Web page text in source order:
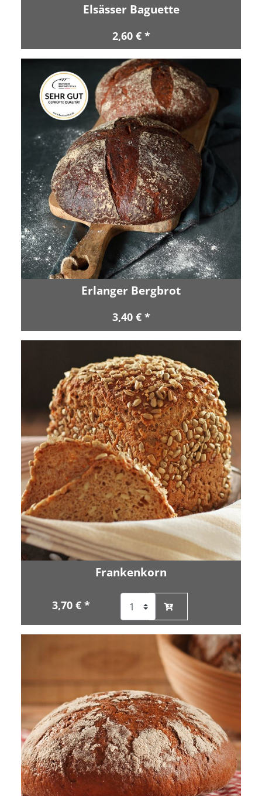
Elsässer Baguette
2,60 € *
Erlanger Bergbrot
3,40 € *
Frankenkorn
3,70 € *